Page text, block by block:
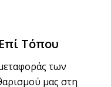
Τόπου
των
μας στη